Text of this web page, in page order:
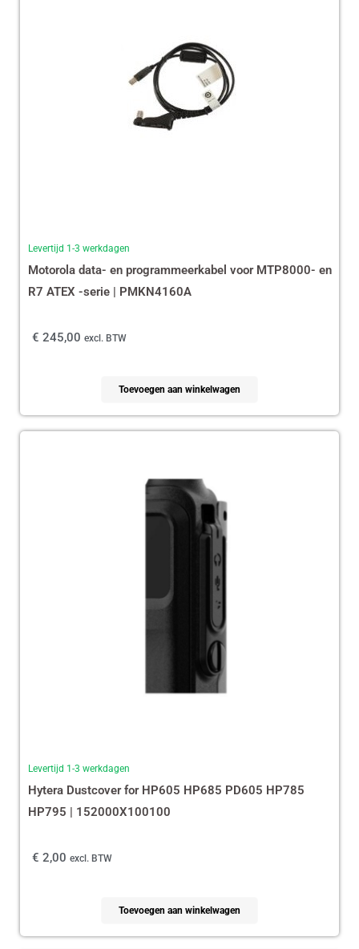
Levertijd 1-3 werkdagen
Motorola data- en programmeerkabel voor MTP8000- en
R7 ATEX -serie | PMKN4160A
€ 245,00 excl. BTW
Toevoegen aan winkelwagen
Levertijd 1-3 werkdagen
Hytera Dustcover for HP605 HP685 PD605 HP785
HP795 | 152000X100100
€ 2,00 excl. BTW
Toevoegen aan winkelwagen